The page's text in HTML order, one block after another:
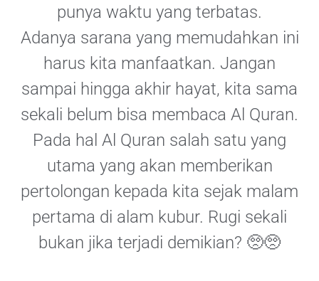
punya waktu yang terbatas.
Adanya sarana yang memudahkan ini
harus kita manfaatkan. Jangan
sampai hingga akhir hayat, kita sama
sekali belum bisa membaca Al Quran.
Pada hal Al Quran salah satu yang
utama yang akan memberikan
pertolongan kepada kita sejak malam
pertama di alam kubur. Rugi sekali
bukan jika terjadi demikian? 🥺🥺